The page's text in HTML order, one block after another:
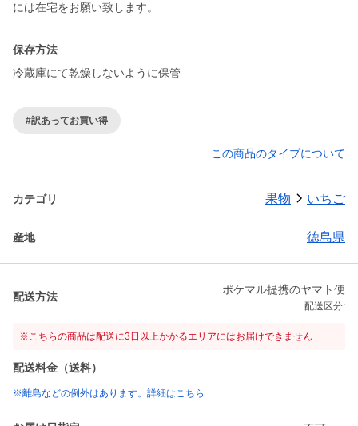
には在宅をお願い致します。
保存方法
冷蔵庫にて乾燥しないように保管
#訳あってお買い得
この商品のタイプについて
カテゴリ 果物 いちご
産地 徳島県
配送方法
ポケマル提携のヤマト便
配送区分:
※こちらの商品は配送に3日以上かかるエリアにはお届けできません
配送料金（送料）
※離島などの例外はあります。詳細はこちら